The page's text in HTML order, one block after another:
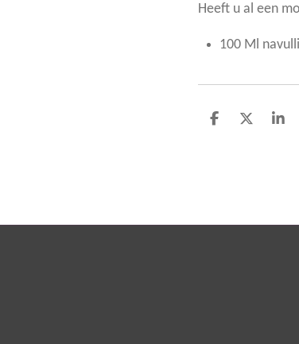
Heeft u al een
100 Ml
D
D
S